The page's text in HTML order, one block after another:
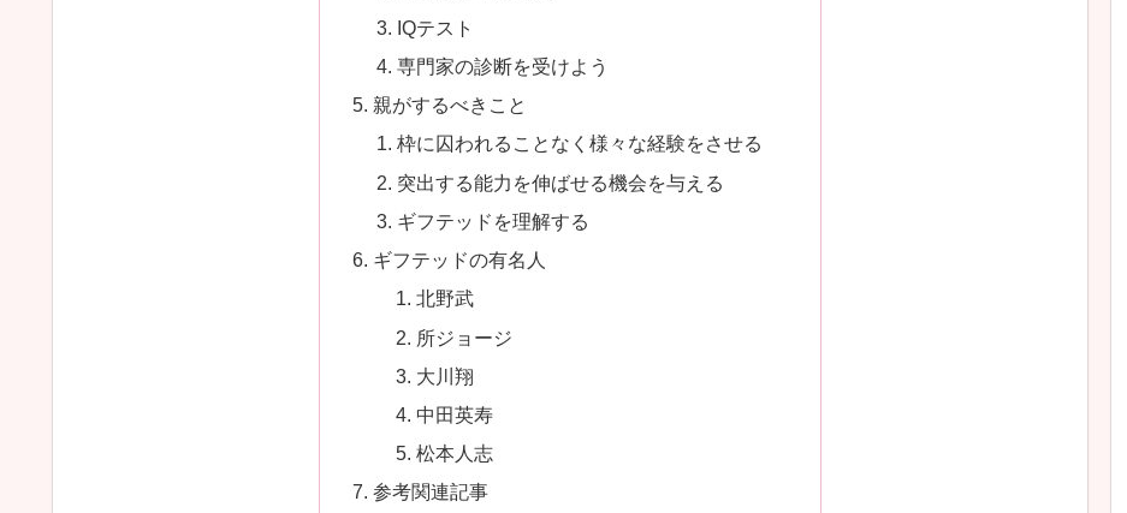
IQテスト
専門家の診断を受けよう
親がするべきこと
枠に囚われることなく様々な経験をさせる
突出する能力を伸ばせる機会を与える
ギフテッドを理解する
ギフテッドの有名人
北野武
所ジョージ
大川翔
中田英寿
松本人志
参考関連記事